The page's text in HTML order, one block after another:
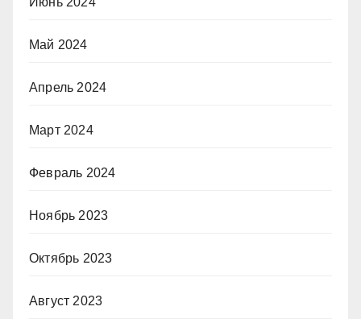
Май 2024
Апрель 2024
Март 2024
Февраль 2024
Ноябрь 2023
Октябрь 2023
Август 2023